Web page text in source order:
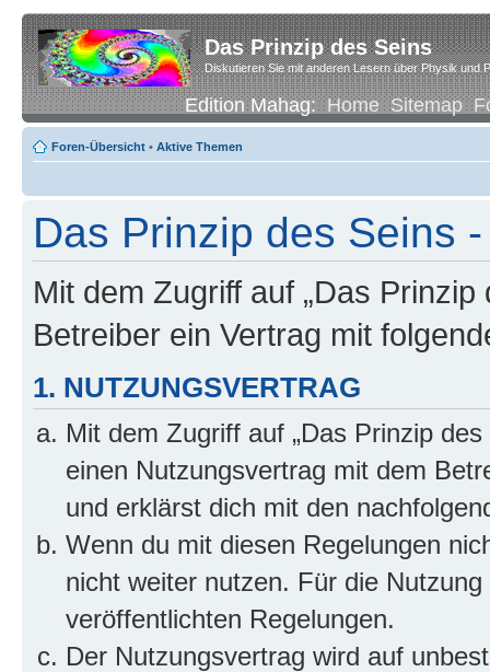
Das Prinzip des Seins
Diskutieren Sie mit anderen Lesern über Physik und
Edition Mahag:Home Sitemap
Foren-Übersicht • Aktive Themen
Das Prinzip des Seins
Mit dem Zugriff auf „Das
Betreiber ein Vertrag mit
1. NUTZUNGSVERTRAG
Mit dem Zugriff auf „Das Prinzip
einen Nutzungsvertrag mit dem
und erklärst dich mit den
Wenn du mit diesen Regelungen
nicht weiter nutzen. Für die
veröffentlichten Regelungen.
Der Nutzungsvertrag wird auf